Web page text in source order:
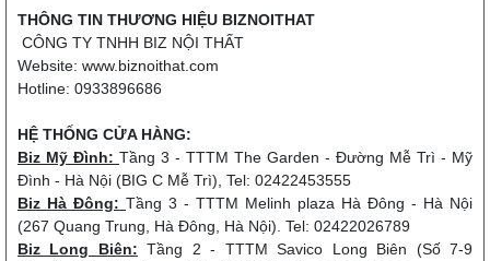
THÔNG TIN THƯƠNG HIỆU BIZNOITHAT
CÔNG TY TNHH BIZ NỘI THẤT
Website: www.biznoithat.com
Hotline: 0933896686
HỆ THỐNG CỬA HÀNG:
Biz Mỹ Đình: Tầng 3 - TTTM The Garden - Đường Mễ Trì - Mỹ
Đình - Hà Nội (BIG C Mễ Trì), Tel: 02422453555
Biz Hà Đông: Tầng 3 - TTTM Melinh plaza Hà Đông - Hà Nội
(267 Quang Trung, Hà Đông, Hà Nội). Tel: 02422026789
Biz Long Biên: Tầng 2 - TTTM Savico Long Biên (Số 7-9